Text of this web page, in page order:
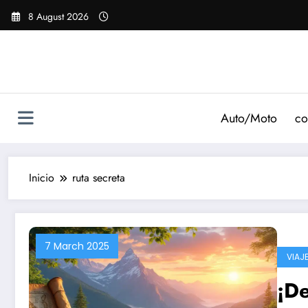
Saltar
8 August 2026
Auto/Moto
Inicio ruta secreta
7 March 2025
VIAJE